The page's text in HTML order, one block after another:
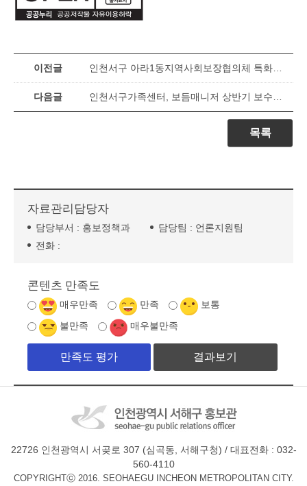
이전글
다음글
목록
자료관리담당자
담당부서 : 홍보정책과 담당팀 : 언론지원팀
전화 :
콘텐츠 만족도
매우만족 만족 보통
불만족 매우불만족
결과보기
22726 인천광역시 서곶로 307 (심곡동, 서해구청) / 대표전화 : 032-
560-4110
COPYRIGHTⓒ 2016. SEOHAEGU INCHEON METROPOLITAN CITY.